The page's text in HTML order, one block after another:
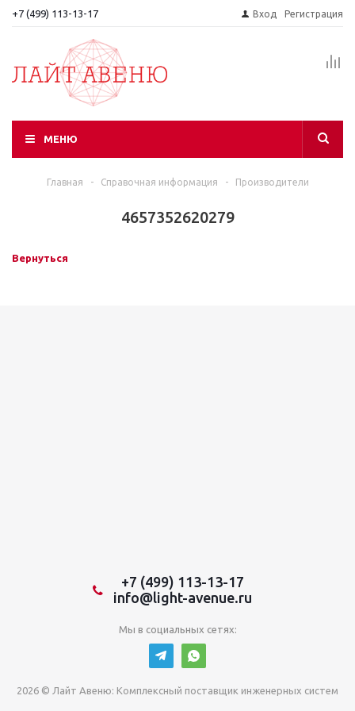
+7 (499) 113-13-17 Вход Регистрация
МЕНЮ
Главная - Справочная информация - Производители
4657352620279
Вернуться
+7 (499) 113-13-17
info@light-avenue.ru
Мы в социальных сетях:
2026 © Лайт Авеню: Комплексный поставщик инженерных систем